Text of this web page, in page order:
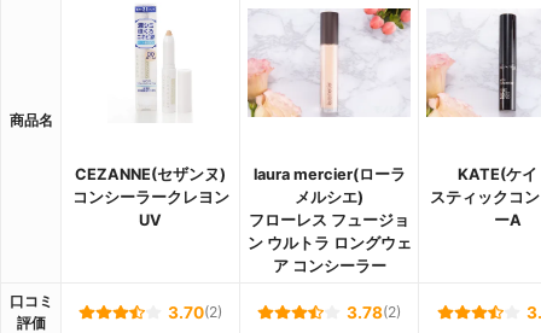
商品名
CEZANNE(セザンヌ)
コンシーラークレヨン
UV
laura mercier(ローラ
メルシエ)
フローレス フュージョ
ン ウルトラ ロングウェ
ア コンシーラー
KATE(ケイ
スティックコ
ーA
口コミ
評価
3.70(2) 3.78(2)